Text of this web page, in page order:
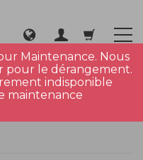
Maintenance. Nous
pour le dérangement.
indisponible
maintenance